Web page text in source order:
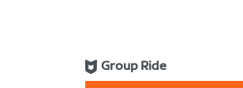
Group Ride